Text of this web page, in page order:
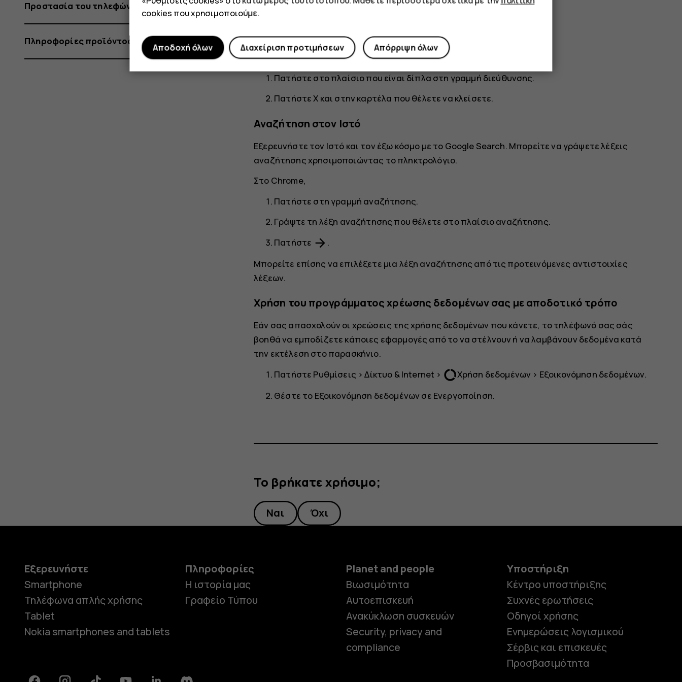
Κλείσιμο καρτέλας
Στο Chrome,
Πατήστε στο πλαίσιο που είναι δίπλα στη γραμμή διεύθυνσης.
ΠατήστεX και στην καρτέλα που θέλετε να κλείσετε.
Αναζήτηση στον Ιστό
Εξερευνήστε τον Ιστό και τον έξω κόσμο με το Google Search. Μπορείτε να γράψετε λέξεις
αναζήτησης χρησιμοποιώντας το πληκτρολόγιο.
Στο Chrome,
Πατήστε στη γραμμή αναζήτησης.
Γράψτε τη λέξη αναζήτησης που θέλετε στο πλαίσιο αναζήτησης.
Πατήστε arrow_forward .
Μπορείτε επίσης να επιλέξετε μια λέξη αναζήτησης από τις προτεινόμενες αντιστοιχίες
λέξεων.
Χρήση του προγράμματος χρέωσης δεδομένων σας με αποδοτικό τρόπο
Εάν σας απασχολούν οι χρεώσεις της χρήσης δεδομένων που κάνετε, το τηλέφωνό σας σάς
βοηθά να εμποδίζετε κάποιες εφαρμογές από το να στέλνουν ή να λαμβάνουν δεδομένα κατά
την εκτέλεση στο παρασκήνιο.
Πατήστε Ρυθμίσεις >Δίκτυο & Internet > data_usageΧρήση δεδομένων > Εξοικονόμηση δεδομένων.
Θέστε το Εξοικονόμηση δεδομένων σε Ενεργοποίηση.
Το βρήκατε χρήσιμο;
Ναι Όχι
Προστασία του τηλεφώνου σας
Πληροφορίες προϊόντος και ασφάλειας
Εξερευνήστε
Smartphone
Τηλέφωνα απλής χρήσης
Tablet
Nokia smartphones and tablets
Πληροφορίες
Η ιστορία μας
Γραφείο Τύπου
Planet and people
Βιωσιμότητα
Αυτοεπισκευή
Ανακύκλωση συσκευών
Security, privacy and
compliance
Υποστήριξη
Κέντρο υποστήριξης
Συχνές ερωτήσεις
Οδηγοί χρήσης
Ενημερώσεις λογισμικού
Σέρβις και επισκευές
Προσβασιμότητα
cookies που χρησιμοποιούμε.
Απόρριψη όλων
Διαχείριση προτιμήσεων
Αποδοχή όλων